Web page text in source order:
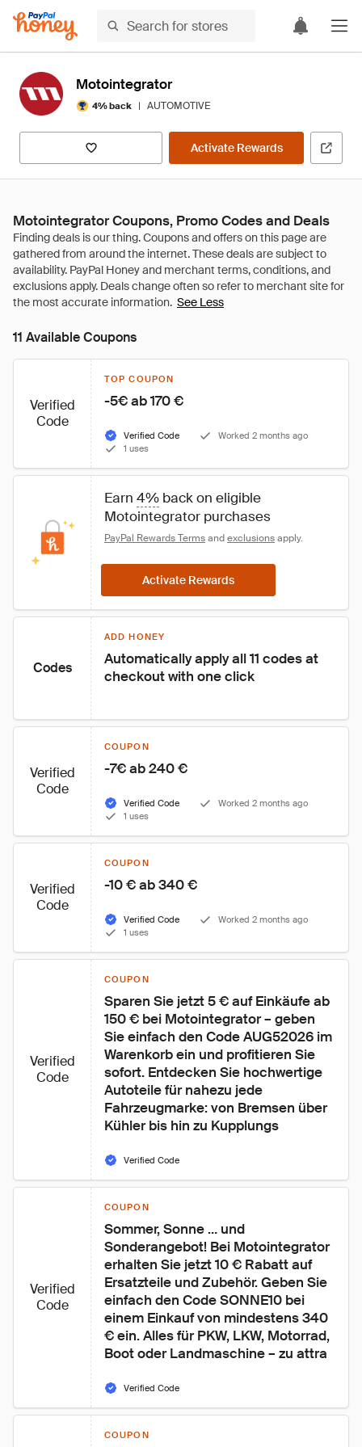
Motointegrator
4% back | AUTOMOTIVE
Activate Rewards
Motointegrator Coupons, Promo Codes and Deals
See Less
11 Available Coupons
Verified
Code
TOP COUPON
-5€ ab 170 €
Verified Code
Worked 2 months ago
1 uses
Earn 4% back on eligible
Motointegrator purchases
PayPal Rewards Terms and exclusions apply.
Activate Rewards
Codes
ADD HONEY
Automatically apply all 11 codes at
checkout with one click
Verified
Code
COUPON
-7€ ab 240 €
Verified Code
Worked 2 months ago
1 uses
Verified
Code
COUPON
-10 € ab 340 €
Verified Code
Worked 2 months ago
1 uses
Verified
Code
COUPON
Sparen Sie jetzt 5 € auf Einkäufe ab
150 € bei Motointegrator – geben
Sie einfach den Code AUG52026 im
Warenkorb ein und profitieren Sie
sofort. Entdecken Sie hochwertige
Autoteile für nahezu jede
Fahrzeugmarke: von Bremsen über
Kühler bis hin zu Kupplungs
Verified Code
Verified
Code
COUPON
Sommer, Sonne … und
Sonderangebot! Bei Motointegrator
erhalten Sie jetzt 10 € Rabatt auf
Ersatzteile und Zubehör. Geben Sie
einfach den Code SONNE10 bei
einem Einkauf von mindestens 340
€ ein. Alles für PKW, LKW, Motorrad,
Boot oder Landmaschine – zu attra
Verified Code
COUPON